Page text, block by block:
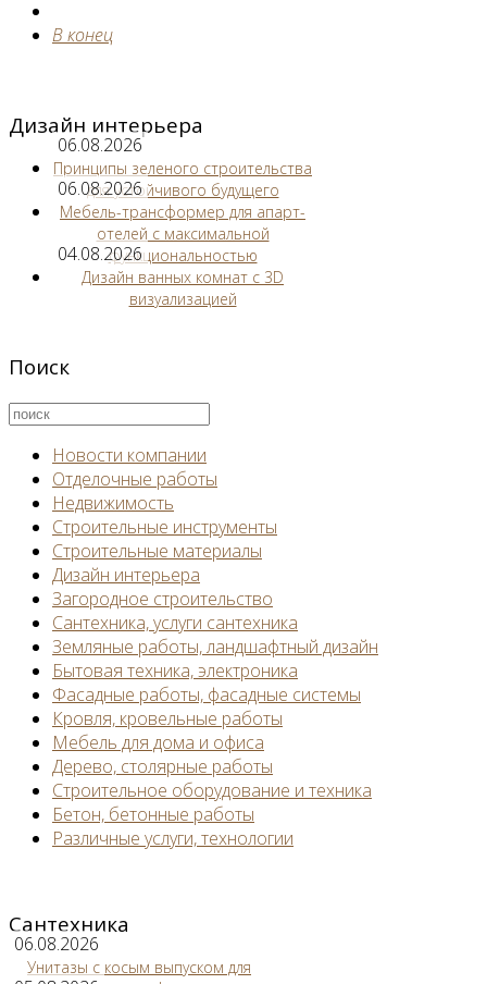
В конец
Дизайн интерьера
06.08.2026
Принципы зеленого строительства
для устойчивого будущего
06.08.2026
Мебель-трансформер для апарт-
отелей с максимальной
функциональностью
04.08.2026
Дизайн ванных комнат с 3D
визуализацией
Поиск
Новости компании
Отделочные работы
Недвижимость
Строительные инструменты
Строительные материалы
Дизайн интерьера
Загородное строительство
Сантехника, услуги сантехника
Земляные работы, ландшафтный дизайн
Бытовая техника, электроника
Фасадные работы, фасадные системы
Кровля, кровельные работы
Мебель для дома и офиса
Дерево, столярные работы
Строительное оборудование и техника
Бетон, бетонные работы
Различные услуги, технологии
Сантехника
06.08.2026
Унитазы с косым выпуском для